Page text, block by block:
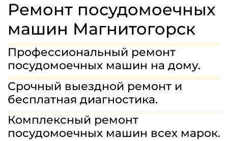
МАСТЕРА
СТОИМОСТЬ
ОТЗЫВЫ
8(963)454-68-75
ЗАДАТЬ ВОПРОС
Ремонт посудомоечных
машин Магнитогорск
Профессиональный ремонт
посудомоечных машин на дому.
Срочный выездной ремонт и
бесплатная диагностика.
Комплексный ремонт
посудомоечных машин всех марок.